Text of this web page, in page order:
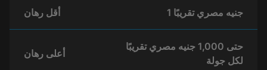
أقل رهان 1 جنيه مصري تقريبًا
أعلى رهان
حتى 1,000 جنيه مصري تقريبًا
لكل جولة